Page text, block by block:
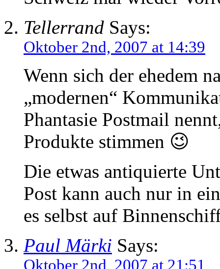
Tellerrand Says:
Oktober 2nd, 2007 at 14:39
Wenn sich der ehedem
„modernen“
Phantasie Postmail
Produkte stimmen 😉
Die etwas antiquierte
Post kann auch nur in
es selbst auf
Paul Märki Says:
Oktober 2nd, 2007 at 21:51